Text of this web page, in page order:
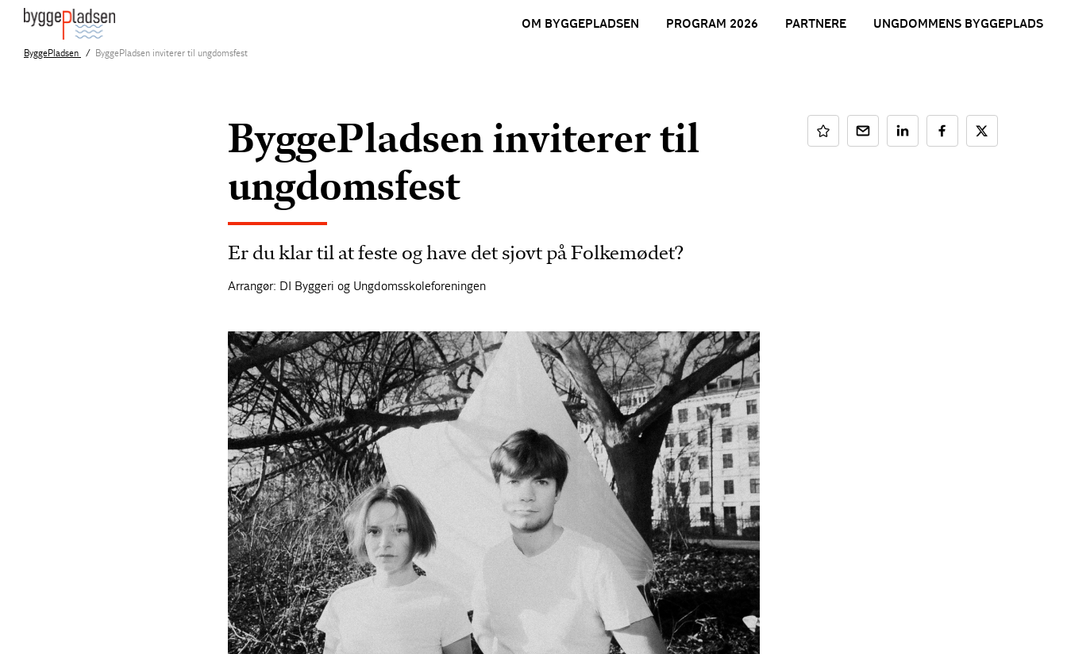
OM BYGGEPLADSEN PROGRAM 2026 PARTNERE UNGDOMMENS BYGGEPLADS
ByggePladsen ByggePladsen inviterer til ungdomsfest
ByggePladsen inviterer til
ungdomsfest
Er du klar til at feste og have det sjovt på Folkemødet?
Arrangør: DI Byggeri og Ungdomsskoleforeningen